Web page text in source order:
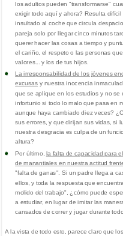
los adultos pueden "transformarse"
exigir todo aquí y ahora? Resulta
insultado al coche que circula
pareja solo por llegar cinco minutos
querer hacer las cosas a tiempo y
el cariño, el respeto o las personas
valores... y los de tus hijos.
La irresponsabilidad de los jóvenes
excusas y nuestra inocencia
que se aplique en los estudios y no se
infortunio si todo lo malo que pasa en
aunque haya cambiado diez veces?
sus errores, y que dirijan sus vidas, si
nuestra desgracia es culpa de un
altura?
Por último, la falta de capacidad para
de manantiales en nuestra actitud
"falta de ganas". Si un padre llega a
ellos, y toda la respuesta que
molido del trabajo", ¿cómo puede
a estudiar, en lugar de imitar las
cansados de correr y jugar durante
A la vista de todo esto, parece claro que